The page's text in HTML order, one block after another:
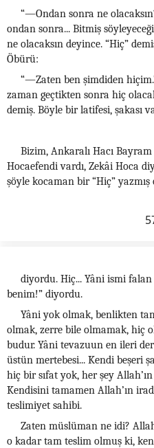
“—Ondan sonra ne
ondan sonra... Bitmiş
ne olacaksın deyince. “Hiç”
Öbürü:
“—Zaten ben şimdiden
zaman geçtikten sonra hiç
demiş. Böyle bir latifesi, şakası
Bizim, Ankaralı Hacı
Hocaefendi vardı, Zekâi Hoca
şöyle kocaman bir “Hiç”
diyordu. Hiç... Yâni ismi
benim!” diyordu.
Yâni yok olmak, benlikten
olmak, zerre bile olmamak, hiç
budur. Yâni tevazuun en ileri
üstün mertebesi... Kendi beşeri
hiç bir sıfat yok, her şey
Kendisini tamamen Allah’ın
teslimiyet sahibi.
Zaten müslüman ne idi?
o kadar tam teslim olmuş ki,